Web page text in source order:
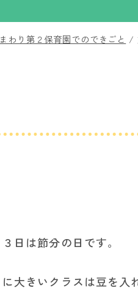
わり第２保育園でのできごと /
３日は節分の日です。
大きいクラスは豆を入